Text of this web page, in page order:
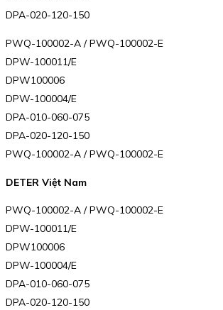
DPA-020-120-150
PWQ-100002-A / PWQ-100002-E
DPW-100011/E
DPW100006
DPW-100004/E
DPA-010-060-075
DPA-020-120-150
PWQ-100002-A / PWQ-100002-E
DETER Việt Nam
PWQ-100002-A / PWQ-100002-E
DPW-100011/E
DPW100006
DPW-100004/E
DPA-010-060-075
DPA-020-120-150